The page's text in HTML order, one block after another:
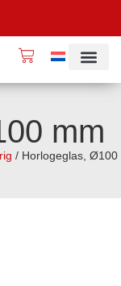
mm
/ Horlogeglas, Ø100